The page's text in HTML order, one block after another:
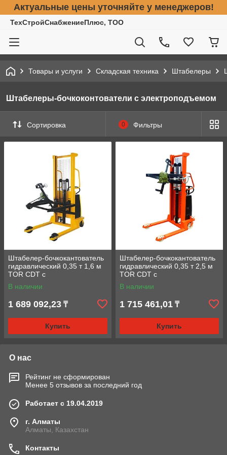
Актуальные цены уточняйте у менеджеров!
ТехСтройСнабжениеПлюс, ТОО
Товары и услуги Складская техника Штабелеры
Штабелеры-бочкоконтователи с электроподъемом
Сортировка 0 Фильтры
Штабелер-бочкокантователь
гидравлический 0,35 т 1,6 м
TOR CDT с
электроподъемом
В наличии
1 689 092,23 ₸
Купить
Штабелер-бочкокантователь
гидравлический 0,35 т 2,5 м
TOR CDT с
электроподъемом
В наличии
1 715 461,01 ₸
Купить
О нас
Рейтинг не сформирован
Менее 5 отзывов за последний год
Работает с 19.04.2019
г. Алматы
Алматы, Казахстан
Контакты